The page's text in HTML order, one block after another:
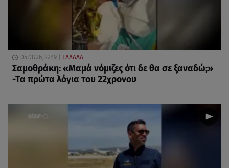
05.08.26, 22:19 ΕΛΛΑΔΑ
Σαμοθράκη: «Μαμά νόμιζες ότι δε θα σε ξαναδώ;»
-Τα πρώτα λόγια του 22χρονου